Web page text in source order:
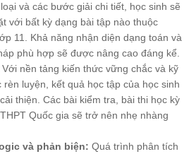
và các bước giải chi tiết, học sinh sẽ
với bất kỳ dạng bài tập nào thuộc
11. Khả năng nhận diện dạng toán và
phù hợp sẽ được nâng cao đáng kể.
Với nền tảng kiến thức vững chắc và kỹ
luyện, kết quả học tập của học sinh
thiện. Các bài kiểm tra, bài thi học kỳ
Quốc gia sẽ trở nên nhẹ nhàng
và phản biện: Quá trình phân tích